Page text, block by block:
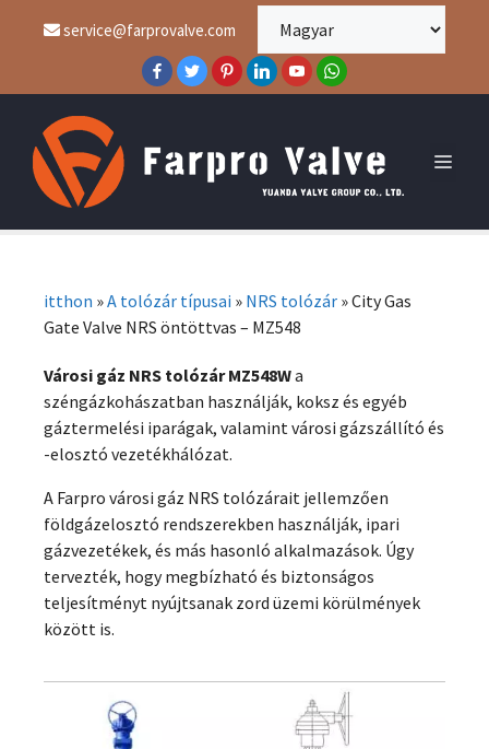
service@farprovalve.com
itthon »A tolózár típusai » NRS tolózár »City Gas
Gate Valve NRS öntöttvas – MZ548
Városi gáz NRS tolózár MZ548Wa
széngázkohászatban használják, koksz és egyéb
gáztermelési iparágak, valamint városi gázszállító és
-elosztó vezetékhálózat.
A Farpro városi gáz NRS tolózárait jellemzően
földgázelosztó rendszerekben használják, ipari
gázvezetékek, és más hasonló alkalmazások. Úgy
tervezték, hogy megbízható és biztonságos
teljesítményt nyújtsanak zord üzemi körülmények
között is.